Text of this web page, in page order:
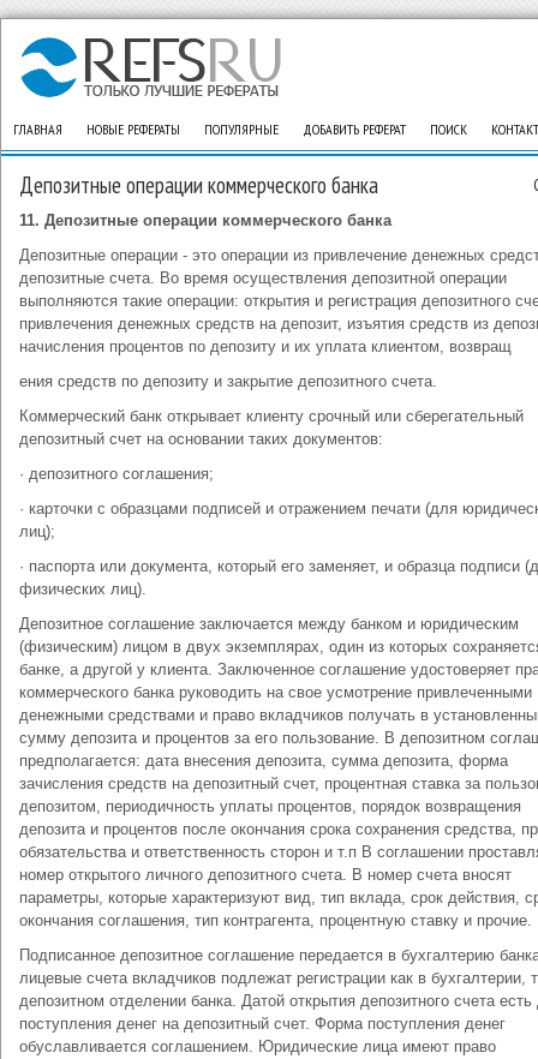
ГЛАВНАЯ НОВЫЕ РЕФЕРАТЫ ПОПУЛЯРНЫЕ ДОБАВИТЬ РЕФЕРАТ ПОИСК
Депозитные операции коммерческого банка
11. Депозитные операции коммерческого банка
Депозитные операции - это операции из привлечение денежных
депозитные счета. Во время осуществления депозитной операции
выполняются такие операции: открытия и регистрация депозитного
привлечения денежных средств на депозит, изъятия средств из
начисления процентов по депозиту и их уплата клиентом, возвращ
ения средств по депозиту и закрытие депозитного счета.
Коммерческий банк открывает клиенту срочный или сберегательный
депозитный счет на основании таких документов:
· депозитного соглашения;
· карточки с образцами подписей и отражением печати (для
лиц);
· паспорта или документа, который его заменяет, и образца подписи
физических лиц).
Депозитное соглашение заключается между банком и юридическим
(физическим) лицом в двух экземплярах, один из которых
банке, а другой у клиента. Заключенное соглашение удостоверяет
коммерческого банка руководить на свое усмотрение привлеченными
денежными средствами и право вкладчиков получать в
сумму депозита и процентов за его пользование. В депозитном
предполагается: дата внесения депозита, сумма депозита, форма
зачисления средств на депозитный счет, процентная ставка за
депозитом, периодичность уплаты процентов, порядок возвращения
депозита и процентов после окончания срока сохранения средства,
обязательства и ответственность сторон и т.п В соглашении
номер открытого личного депозитного счета. В номер счета вносят
параметры, которые характеризуют вид, тип вклада, срок действия,
окончания соглашения, тип контрагента, процентную ставку и прочие.
Подписанное депозитное соглашение передается в бухгалтерию
лицевые счета вкладчиков подлежат регистрации как в бухгалтерии,
депозитном отделении банка. Датой открытия депозитного счета есть
поступления денег на депозитный счет. Форма поступления денег
обуславливается соглашением. Юридические лица имеют право